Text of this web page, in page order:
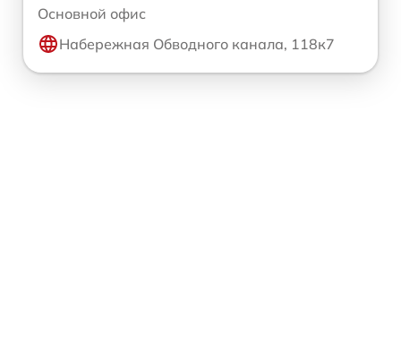
Основной офис
Набережная Обводного канала, 118к7